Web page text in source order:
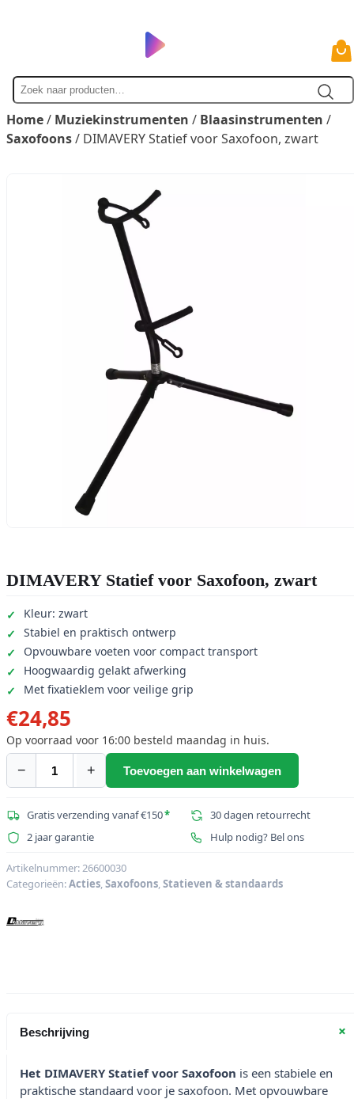
Zoek
naar
Home/ Muziekinstrumenten / Blaasinstrumenten /
Saxofoons/ DIMAVERY Statief voor Saxofoon, zwart
DIMAVERY Statief voor Saxofoon, zwart
Kleur: zwart
Stabiel en praktisch ontwerp
Opvouwbare voeten voor compact transport
Hoogwaardig gelakt afwerking
Met fixatieklem voor veilige grip
€24,85
Op voorraad voor 16:00 besteld maandag in huis.
−
DIMAVERY
voor
Saxofoon,
aantal
+ Toevoegen aan winkelwagen
Gratis verzending vanaf €150*
30 dagen retourrecht
2 jaar garantie
Hulp nodig? Bel ons
Artikelnummer:26600030
Categorieën:Acties,Saxofoons,Statieven & standaards
Beschrijving +
Het DIMAVERY Statief voor Saxofoon is een stabiele en
praktische standaard voor je saxofoon. Met opvouwbare